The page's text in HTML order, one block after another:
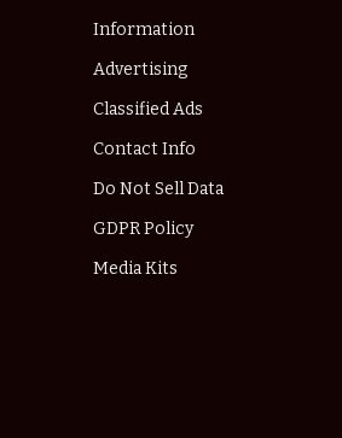
Information
Advertising
Classified Ads
Contact Info
Do Not Sell Data
GDPR Policy
Media Kits